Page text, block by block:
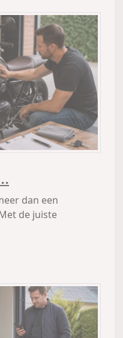
dan een
de juiste